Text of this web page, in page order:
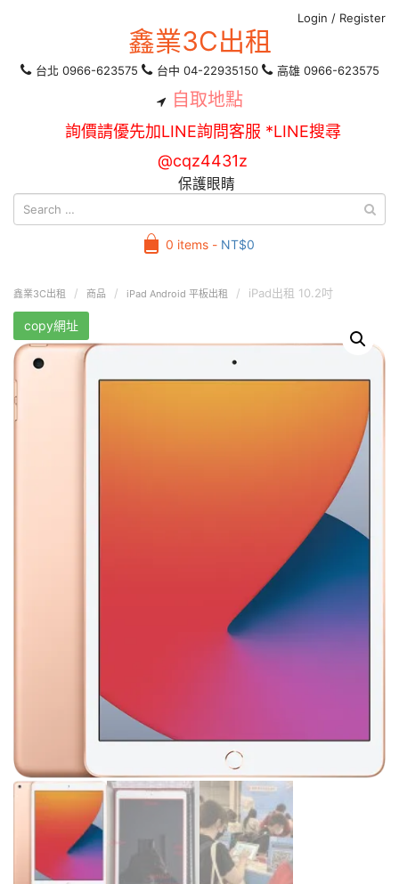
Login / Register
鑫業3C出租
台北 0966-623575 台中 04-22935150 高雄 0966-623575
自取地點
詢價請優先加LINE詢問客服 *LINE搜尋
@cqz4431z
保護眼睛
0 items - NT$0
鑫業3C出租 商品 iPad Android 平板出租 iPad出租 10.2吋
copy網址